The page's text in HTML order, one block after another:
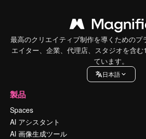
最高のクリエイティブ制作を導くためのプ
エイター、企業、代理店、スタジオを含
ています。
日本語
製品
Spaces
AI アシスタント
AI 画像生成ツール